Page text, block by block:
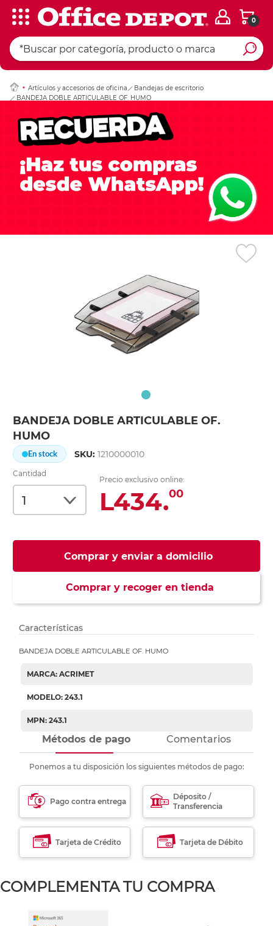
0
Artículos y accesorios de oficina
Bandejas de escritorio
BANDEJA DOBLE ARTICULABLE OF. HUMO
BANDEJA DOBLE ARTICULABLE OF.
HUMO
En stock SKU:1210000010
Cantidad
Precio exclusivo online:
L434.00
Comprar y enviar a domicilio
Comprar y recoger en tienda
Ingresar Codigo
Características
BANDEJA DOBLE ARTICULABLE OF. HUMO
MARCA: ACRIMET
MODELO: 243.1
MPN: 243.1
Métodos de pago Comentarios
Ponemos a tu disposición los siguientes métodos de pago:
Pago contra entrega
Déposito /
Transferencia
Tarjeta de Crédito Tarjeta de Débito
COMPLEMENTA TU COMPRA